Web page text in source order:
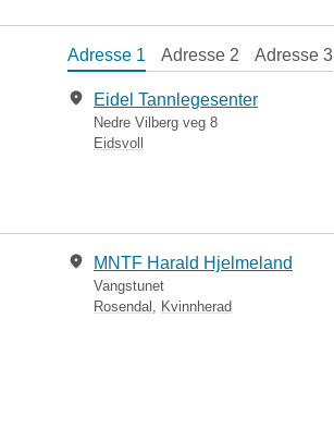
Adresse 1 Adresse 2 Adresse 3
Eidel Tannlegesenter
Nedre Vilberg veg 8
Eidsvoll
MNTF Harald Hjelmeland
Vangstunet
Rosendal
Kvinnherad